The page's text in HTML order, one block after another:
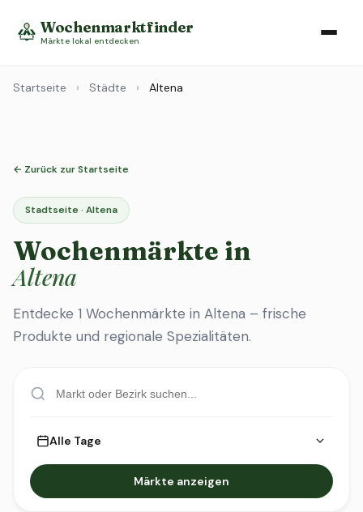
Wochenmarktfinder
Märkte lokal entdecken
Startseite › Städte › Altena
← Zurück zur Startseite
Stadtseite · Altena
Wochenmärkte in
Altena
Entdecke 1 Wochenmärkte in Altena – frische
Produkte und regionale Spezialitäten.
Alle Tage
Märkte anzeigen